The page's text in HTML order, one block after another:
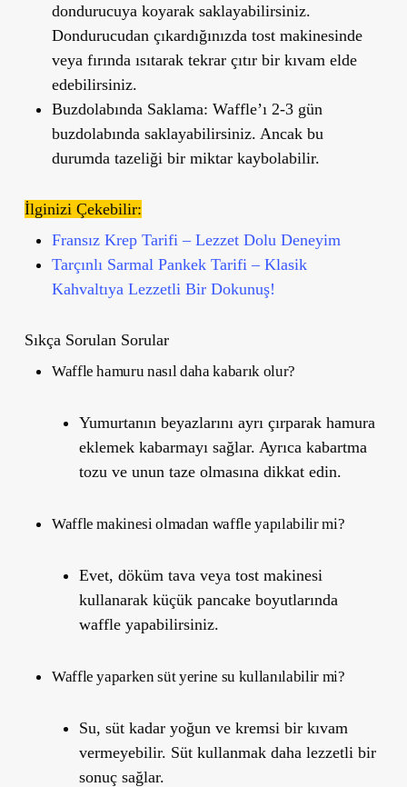
dondurucuya koyarak saklayabilirsiniz.
Dondurucudan çıkardığınızda tost makinesinde
veya fırında ısıtarak tekrar çıtır bir kıvam elde
edebilirsiniz.
Buzdolabında Saklama: Waffle’ı 2-3 gün
buzdolabında saklayabilirsiniz. Ancak bu
durumda tazeliği bir miktar kaybolabilir.
İlginizi Çekebilir:
Fransız Krep Tarifi – Lezzet Dolu Deneyim
Tarçınlı Sarmal Pankek Tarifi – Klasik
Kahvaltıya Lezzetli Bir Dokunuş!
Sıkça Sorulan Sorular
Waffle hamuru nasıl daha kabarık olur?
Yumurtanın beyazlarını ayrı çırparak hamura
eklemek kabarmayı sağlar. Ayrıca kabartma
tozu ve unun taze olmasına dikkat edin.
Waffle makinesi olmadan waffle yapılabilir mi?
Evet, döküm tava veya tost makinesi
kullanarak küçük pancake boyutlarında
waffle yapabilirsiniz.
Waffle yaparken süt yerine su kullanılabilir mi?
Su, süt kadar yoğun ve kremsi bir kıvam
vermeyebilir. Süt kullanmak daha lezzetli bir
sonuç sağlar.